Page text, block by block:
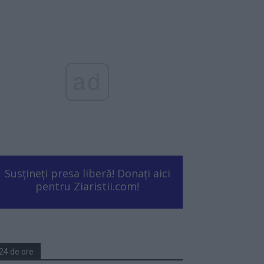
Susțineți presa liberă! Donați aici
pentru Ziaristii.com!
de ore